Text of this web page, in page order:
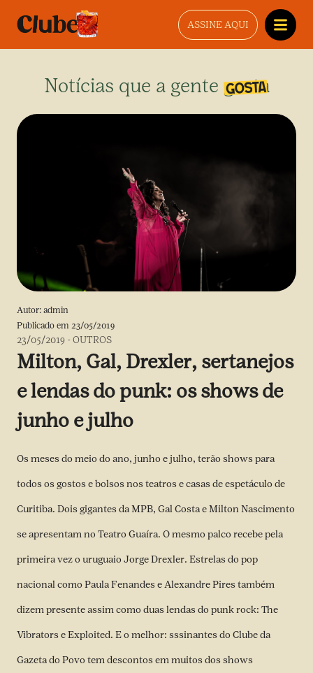
ASSINE AQUI
Notícias que a gente gosta
Autor: admin
Publicado em 23/05/2019
23/05/2019 -OUTROS
Milton, Gal, Drexler, sertanejos
e lendas do punk: os shows de
junho e julho
Os meses do meio do ano, junho e julho, terão shows para
todos os gostos e bolsos nos teatros e casas de espetáculo de
Curitiba. Dois gigantes da MPB, Gal Costa e Milton Nascimento
se apresentam no Teatro Guaíra. O mesmo palco recebe pela
primeira vez o uruguaio Jorge Drexler. Estrelas do pop
nacional como Paula Fenandes e Alexandre Pires também
dizem presente assim como duas lendas do punk rock: The
Vibrators e Exploited. E o melhor: sssinantes do Clube da
Gazeta do Povo tem descontos em muitos dos shows